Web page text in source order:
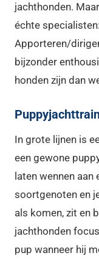
jachthonden.
échte
Apporteren/
bijzonder
honden zijn dan
In grote lijnen is
een gewone
laten wennen
soortgenoten en
als komen, zit en
jachthonden
pup wanneer hij